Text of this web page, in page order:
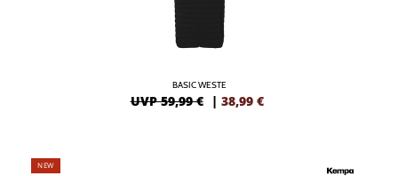
BASIC WESTE
UVP 59,99 € | 38,99 €
NEW